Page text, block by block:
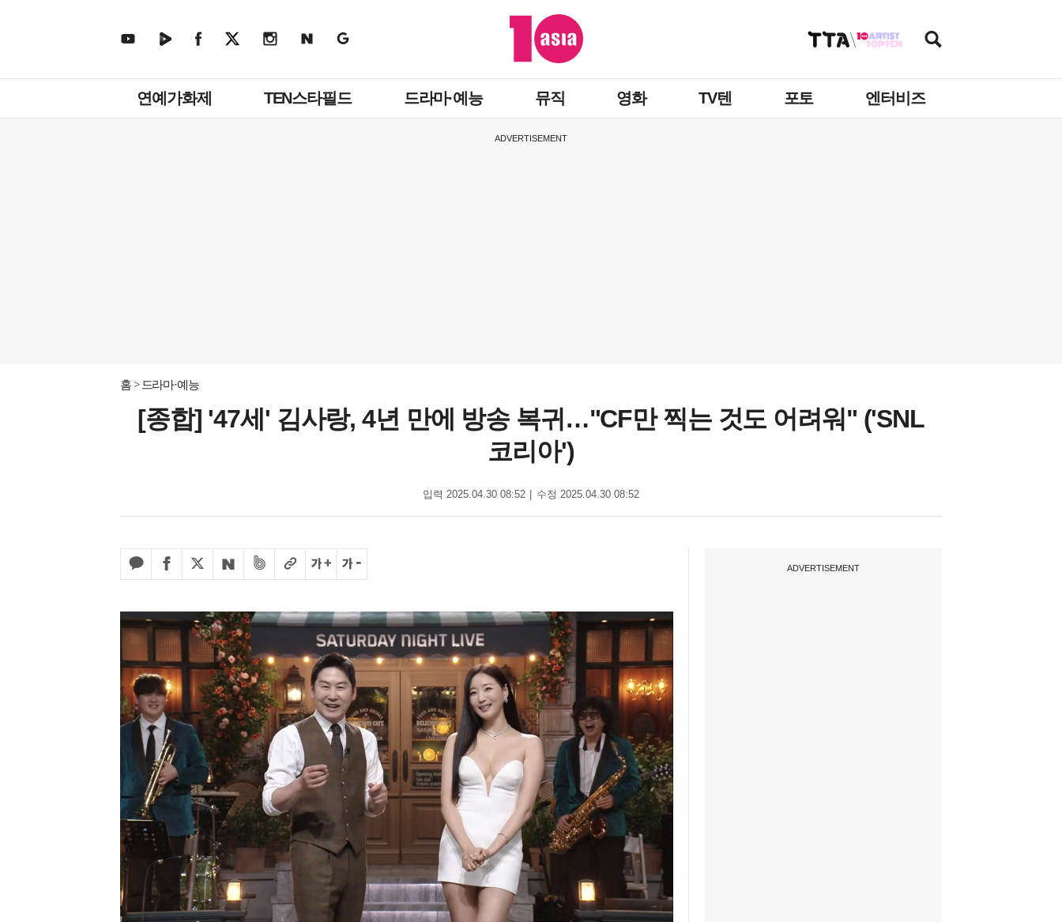
뉴
연예가화제 TEN스타필드 드라마·예능 뮤직 영화 TV텐 포토 엔터비즈
ADVERTISEMENT
홈 드라마·예능
[종합] '47세' 김사랑, 4년 만에 방송 복귀…"CF만 찍는 것도 어려워" ('SNL
코리아')
입력 2025.04.30 08:52 수정 2025.04.30 08:52
ADVERTISEMENT